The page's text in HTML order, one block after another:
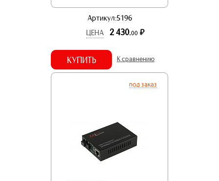
Артикул:5196
ЦЕНА
2 430.00 р.
КУПИТЬ К сравнению
под заказ